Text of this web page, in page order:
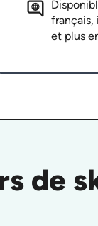
français,
et plus
de